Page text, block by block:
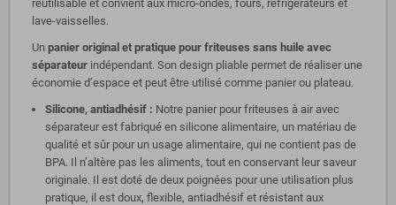
réutilisable et convient aux micro-ondes, fours, réfrigérateurs et
lave-vaisselles.
Un panier original et pratique pour friteuses sans huile avec
séparateur indépendant. Son design pliable permet de réaliser une
économie d’espace et peut être utilisé comme panier ou plateau.
Silicone, antiadhésif : Notre panier pour friteuses à air avec
séparateur est fabriqué en silicone alimentaire, un matériau de
qualité et sûr pour un usage alimentaire, qui ne contient pas de
BPA. Il n’altère pas les aliments, tout en conservant leur saveur
originale. Il est doté de deux poignées pour une utilisation plus
pratique, il est doux, flexible, antiadhésif et résistant aux